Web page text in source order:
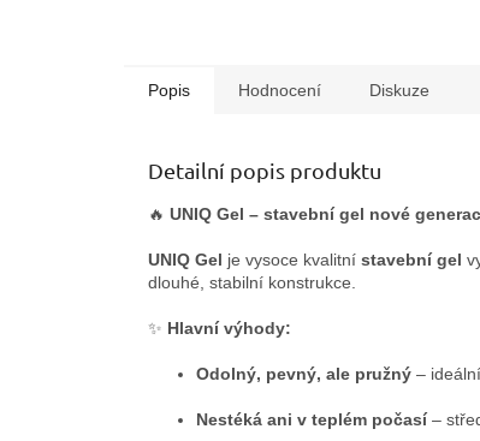
Popis Hodnocení Diskuze
Detailní popis produktu
🔥 UNIQ Gel – stavební gel nové
UNIQ Gel je vysoce kvalitní stavební gel
dlouhé, stabilní konstrukce.
✨ Hlavní výhody:
Odolný, pevný, ale pružný –
Nestéká ani v teplém počasí–